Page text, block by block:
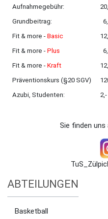
Aufnahmegebühr:
Grundbeitrag:
Fit & more - Basic
Fit & more - Plus
Fit & more - Kraft
Präventionskurs (§20 SGV)
Azubi, Studenten:
Sie finden uns
ABTEILUNGEN
Basketball